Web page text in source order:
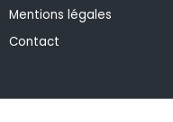
Mentions légales
Contact